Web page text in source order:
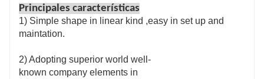
Principales características
1) Simple shape in linear kind ,easy in set up and
maintation.
2) Adopting superior world well-
known company elements in